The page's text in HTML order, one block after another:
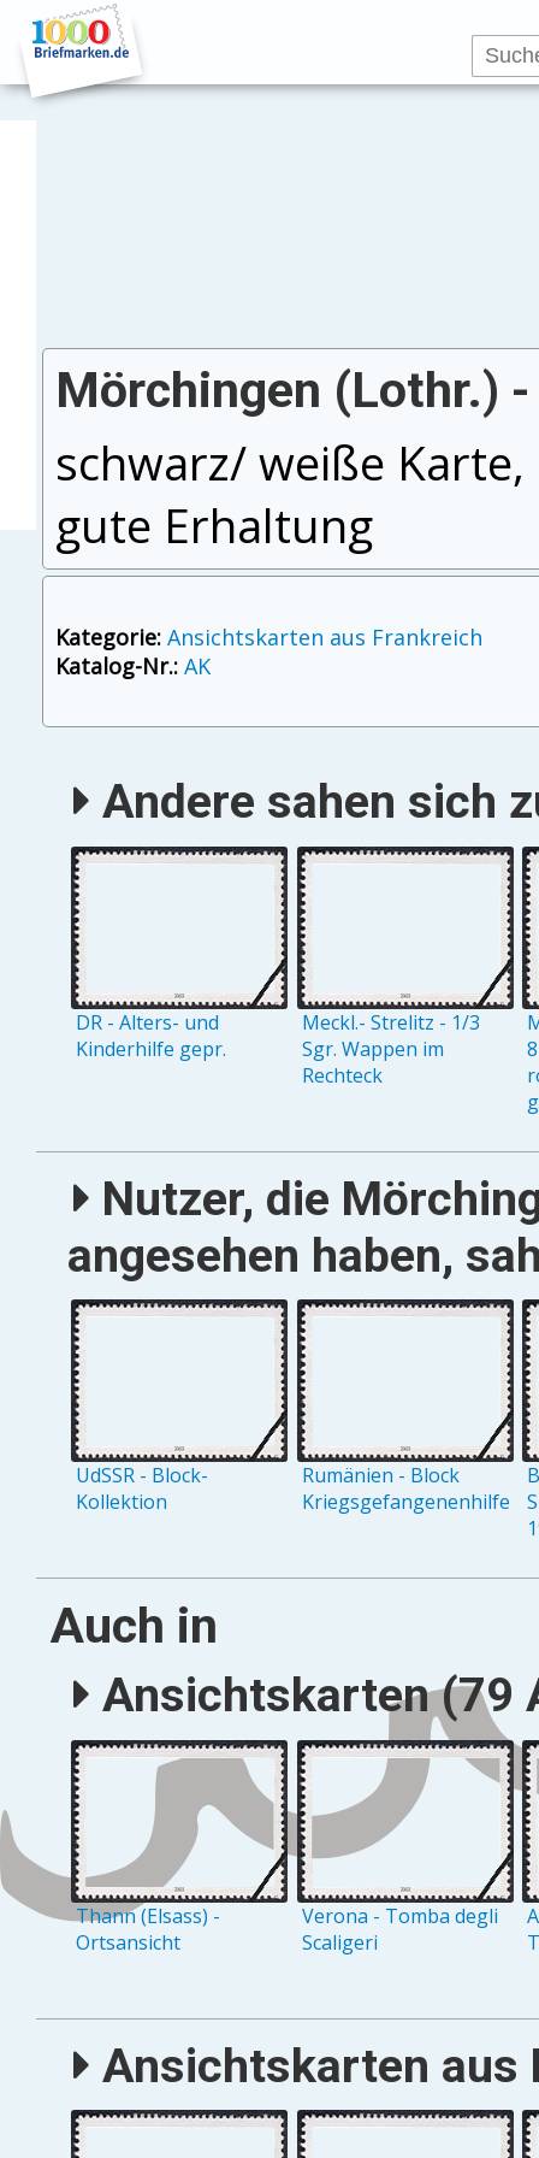
Mörchingen (Lothr.)
schwarz/ weiße
gute Erhaltung
Kategorie: Ansichtskarten aus Frankreich
Katalog-Nr.: AK
Andere sahen sich
DR - Alters- und
Kinderhilfe gepr.
Meckl.- Strelitz - 1/3
Sgr. Wappen im
Rechteck
Nutzer, die
angesehen haben,
UdSSR - Block-
Kollektion
Rumänien - Block
Kriegsgefangenenhilfe
Auch in
Ansichtskarten (79
Thann (Elsass) -
Ortsansicht
Verona - Tomba degli
Scaligeri
Ansichtskarten aus